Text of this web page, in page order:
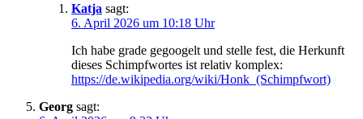
Katja sagt:
6. April 2026 um 10:18 Uhr
Ich habe grade gegoogelt und stelle fest, die Herkunft
dieses Schimpfwortes ist relativ komplex:
https://de.wikipedia.org/wiki/Honk_(Schimpfwort)
Georg sagt: